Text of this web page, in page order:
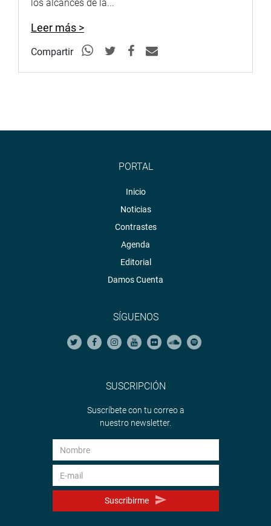
los alcances de la...
Leer más >
Compartir
PORTAL
Inicio
Noticias
Contrastes
Agenda
Editorial
Damos Cuenta
SÍGUENOS
SUSCRIPCIÓN
Suscríbete con tu correo a
nuestro newsletter.
Suscribirme